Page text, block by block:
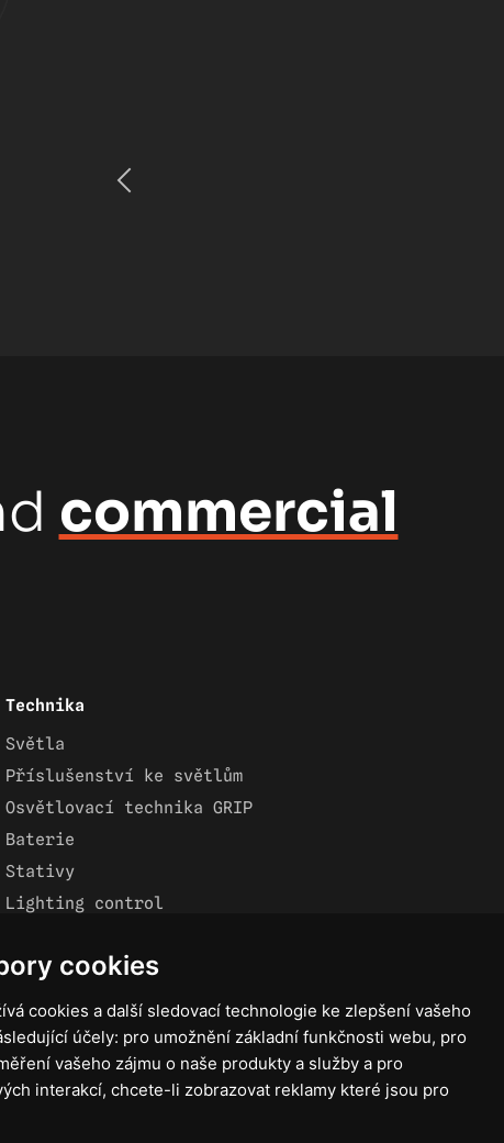
cookies
cookies a další sledovací technologie ke zlepšení vašeho
účely: pro umožnění základní funkčnosti webu, pro
vašeho zájmu o naše produkty a služby a pro
interakcí, chcete-li zobrazovat reklamy které jsou pro
commercial
Technika
Světla
Příslušenství ke světlům
Osvětlovací technika GRIP
Baterie
Stativy
Lighting control
Rozvaděče a kabely
Spotřební materiál
Z75 MISC. (RŮZNÉ) Accessories